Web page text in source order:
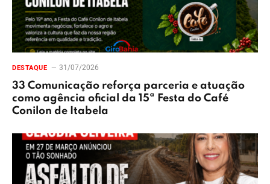
DESTAQUE 31/07/2026
33 Comunicação reforça parceria e atuação
como agência oficial da 15ª Festa do Café
Conilon de Itabela